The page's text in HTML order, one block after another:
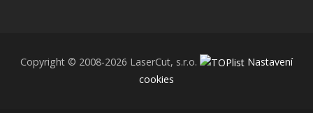
Copyright © 2008-2026 LaserCut, s.r.o.
Nastavení
cookies